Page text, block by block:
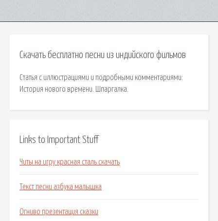
Скачать бесплатно песни из индийского фильмов
Статья с иллюстрациями и подробными комментариями:
История нового времени. Шпаргалка.
Links to Important Stuff
Читы на игру красная сталь скачать
Текст песни азбука малышка
Огниво презентация сказки